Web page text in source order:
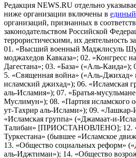
Редакция NEWS.RU отдельно
ниже организации включены в
организаций, признанных в
законодательством Российской
террористическими, их деятельность
01. «Высший военный Маджлисуль
моджахедов Кавказа»; 02. «Конгресс
Дагестана»; 03. «База» («Аль-Каида»);
5. «Священная война» («Аль-Джихад»
исламский джихад»); 06. «Исламская
аль-Исламия»); 07. «Братья-
Муслимун»); 08. «Партия исламского
ут-Тахрир аль-Ислами»); 09. «Лашкар-
«Исламская группа» («Джамаат-и-
Талибан» [ПРИОСТАНОВЛЕНО]; 12.
Туркестана» (бывшее «Исламское
13. «Общество социальных реформ»
аль-Иджтимаи»); 14. «Общество